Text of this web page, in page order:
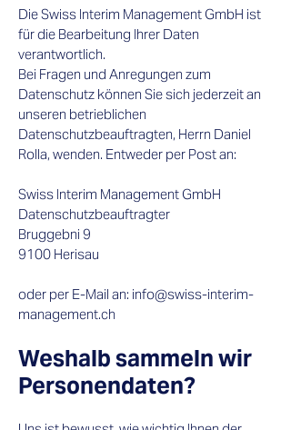
Die Swiss Interim Management GmbH ist
für die Bearbeitung Ihrer Daten
verantwortlich.
Bei Fragen und Anregungen zum
Datenschutz können Sie sich jederzeit an
unseren betrieblichen
Datenschutzbeauftragten, Herrn Daniel
Rolla, wenden. Entweder per Post an:
Swiss Interim Management GmbH
Datenschutzbeauftragter
Bruggebni 9
9100 Herisau
oder per E-Mail an: info@swiss-interim-
management.ch​
Weshalb sammeln wir
Personendaten?​